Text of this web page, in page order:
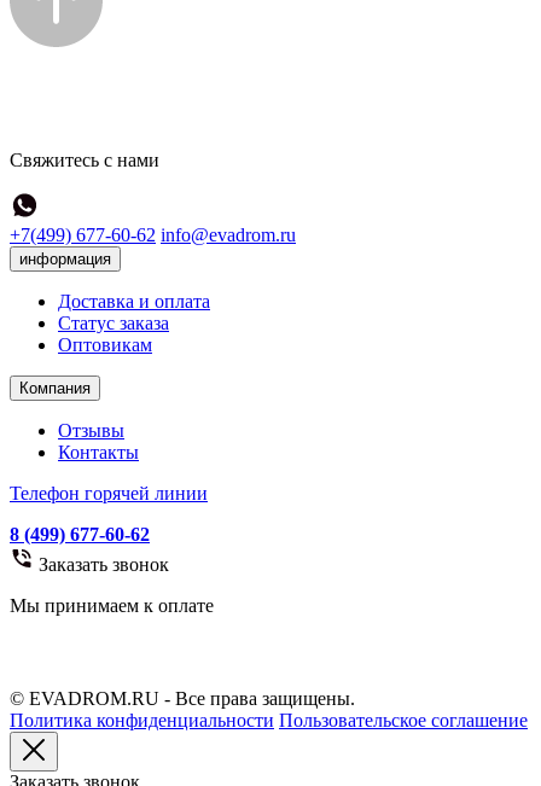
Свяжитесь с нами
+7(499) 677-60-62 info@evadrom.ru
информация
Доставка и оплата
Статус заказа
Оптовикам
Компания
Отзывы
Контакты
Телефон горячей линии
8 (499) 677-60-62
Заказать звонок
Мы принимаем к оплате
© EVADROM.RU - Все права защищены.
Политика конфиденциальности Пользовательское соглашение